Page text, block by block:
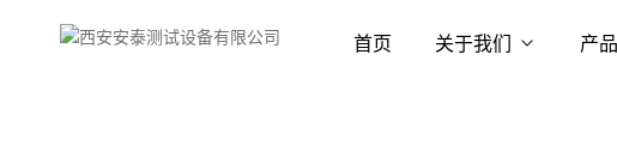
首页 关于我们 产